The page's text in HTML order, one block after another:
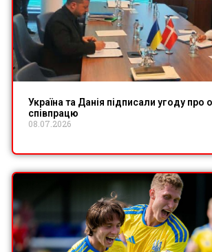
Україна та Данія підписали угоду про
співпрацю
08.07.2026